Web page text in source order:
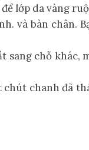
lớp da vàng
và bàn chân.
sang chỗ khác,
chút chanh đã